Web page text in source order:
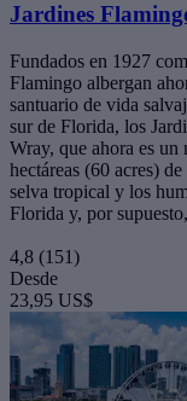
Jardines
Fundados en 1927
Flamingo albergan
santuario de vida
sur de Florida, los
Wray, que ahora es
hectáreas (60 acres)
selva tropical y los
Florida y, por
4,8 (151)
Desde
23,95 US$